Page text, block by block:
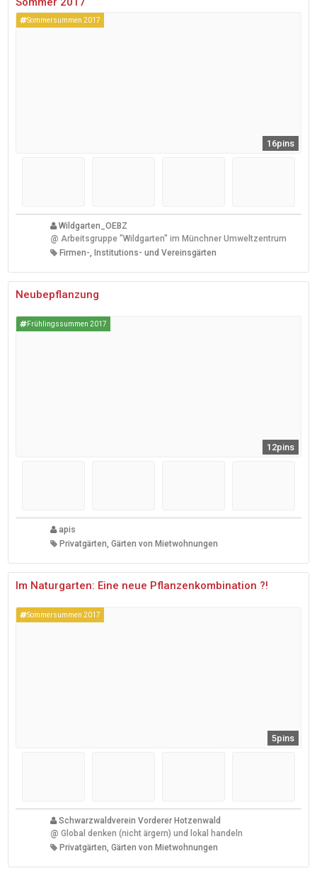
Sommersummen 2017
16pins
Wildgarten_OEBZ
@ Arbeitsgruppe "Wildgarten" im Münchner Umweltzentrum
Firmen-, Institutions- und Vereinsgärten
Neubepflanzung
Frühlingssummen 2017
12pins
apis
Privatgärten, Gärten von Mietwohnungen
Im Naturgarten: Eine neue Pflanzenkombination ?!
Sommersummen 2017
5pins
Schwarzwaldverein Vorderer Hotzenwald
@ Global denken (nicht ärgern) und lokal handeln
Privatgärten, Gärten von Mietwohnungen